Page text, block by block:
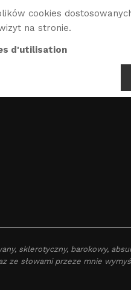
cookies
na stronie.
d'utilisation
sklerotyczny, barokowy,
ze słowami przeze mnie